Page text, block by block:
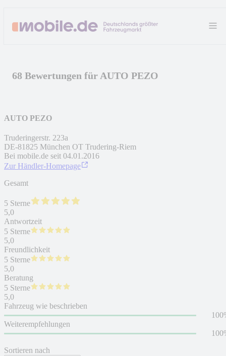
68 Bewertungen für AUTO PEZO
Sortieren nach
AUTO PEZO
Truderingerstr. 223a
DE-81825 München OT Trudering-Riem
Bei mobile.de seit 04.01.2016
Zur Händler-Homepage
Gesamt
5 Sterne
5,0
Antwortzeit
5 Sterne
5,0
Freundlichkeit
5 Sterne
5,0
Beratung
5 Sterne
5,0
Fahrzeug wie beschrieben
Weiterempfehlungen